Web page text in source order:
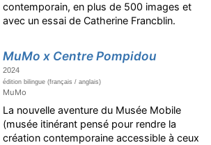
contemporain, en plus de 500 images et
avec un essai de Catherine Francblin.
MuMo x Centre Pompidou
2024
édition bilingue (français / anglais)
MuMo
La nouvelle aventure du Musée Mobile
(musée itinérant pensé pour rendre la
création contemporaine accessible à ceux